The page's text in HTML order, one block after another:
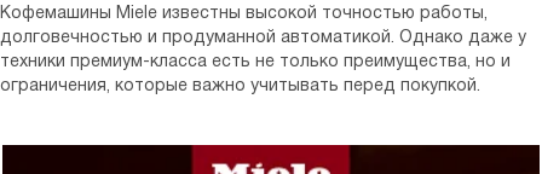
Кофемашины Miele известны высокой точностью работы,
долговечностью и продуманной автоматикой. Однако даже у
техники премиум-класса есть не только преимущества, но и
ограничения, которые важно учитывать перед покупкой.